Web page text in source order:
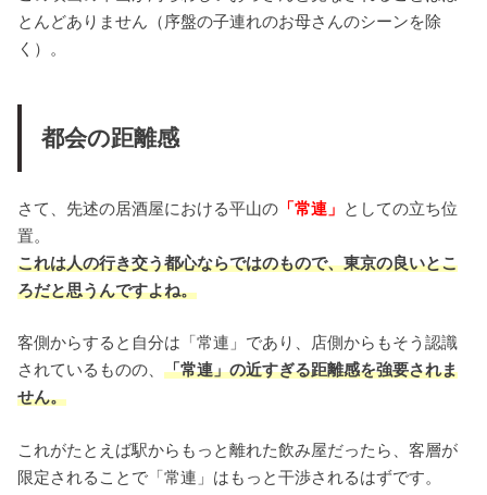
とんどありません（序盤の子連れのお母さんのシーンを除
く）。
都会の距離感
さて、先述の居酒屋における平山の 「常連」 としての立ち位
置。
これは人の行き交う都心ならではのもので、東京の良いとこ
ろだと思うんですよね。
客側からすると自分は「常連」であり、店側からもそう認識
されているものの、「常連」の近すぎる距離感を強要されま
せん。
これがたとえば駅からもっと離れた飲み屋だったら、客層が
限定されることで「常連」はもっと干渉されるはずです。